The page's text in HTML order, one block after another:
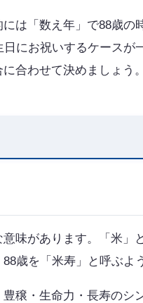
は「数え年」で88歳の
にお祝いするケースが
合わせて決めましょう。
味があります。「米」
歳を「米寿」と呼ぶよ
穣・生命力・長寿のシ